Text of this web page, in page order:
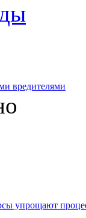
вредителями
упрощают